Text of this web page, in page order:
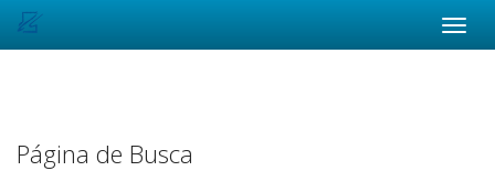
Página de Busca